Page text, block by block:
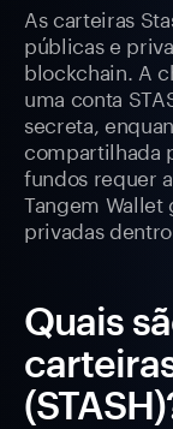
As carteiras
públicas e
blockchain. A
uma conta
secreta,
compartilhada
fundos requer
Tangem Wallet
privadas
Quais